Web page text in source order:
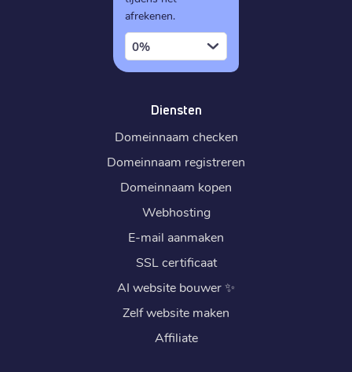
afrekenen.
0%
Diensten
Domeinnaam checken
Domeinnaam registreren
Domeinnaam kopen
Webhosting
E-mail aanmaken
SSL certificaat
AI website bouwer✨
Zelf website maken
Affiliate